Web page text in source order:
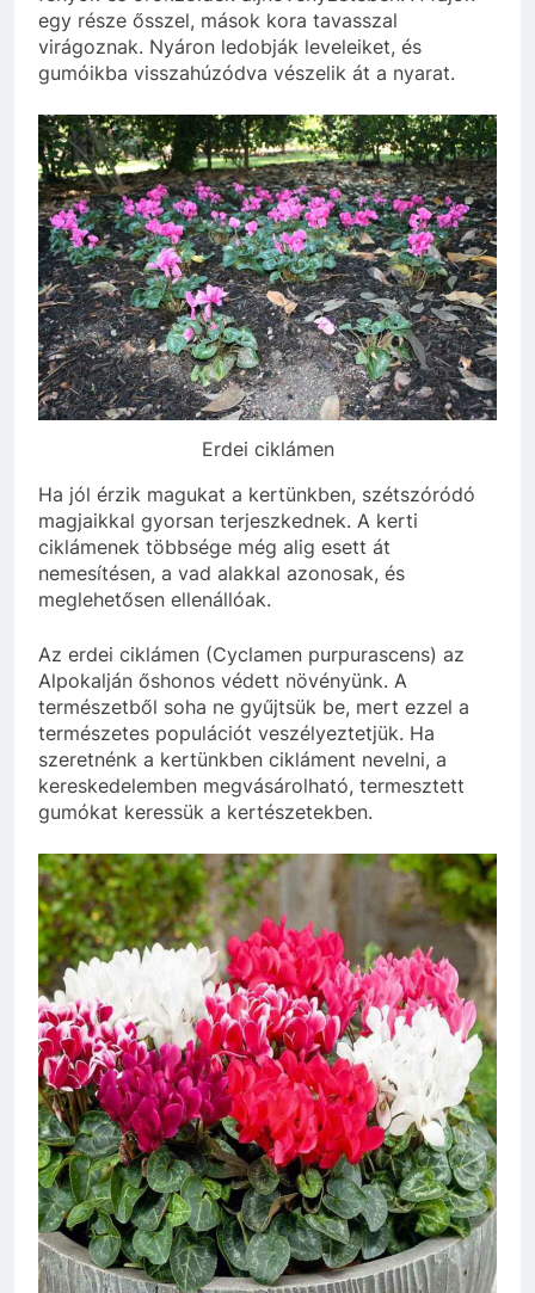
egy része ősszel, mások kora tavasszal
virágoznak. Nyáron ledobják leveleiket, és
gumóikba visszahúzódva vészelik át a nyarat.
Erdei ciklámen
Ha jól érzik magukat a kertünkben, szétszóródó
magjaikkal gyorsan terjeszkednek. A kerti
ciklámenek többsége még alig esett át
nemesítésen, a vad alakkal azonosak, és
meglehetősen ellenállóak.
Az erdei ciklámen (Cyclamen purpurascens) az
Alpokalján őshonos védett növényünk. A
természetből soha ne gyűjtsük be, mert ezzel a
természetes populációt veszélyeztetjük. Ha
szeretnénk a kertünkben cikláment nevelni, a
kereskedelemben megvásárolható, termesztett
gumókat keressük a kertészetekben.